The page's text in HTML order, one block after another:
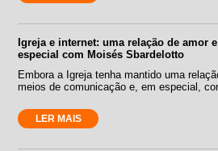
Igreja e internet: uma relação de amor
especial com Moisés Sbardelotto
Embora a Igreja tenha mantido uma
meios de comunicação e, em especial,
LER MAIS